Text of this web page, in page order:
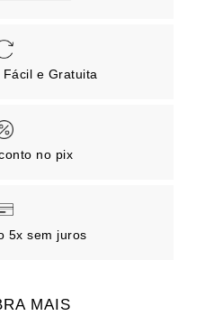
e Gratuita
no pix
5x sem juros
MAIS